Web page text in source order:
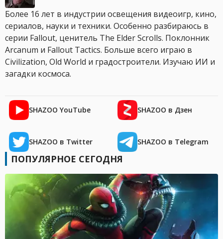
Более 16 лет в индустрии освещения видеоигр, кино,
сериалов, науки и техники. Особенно разбираюсь в
серии Fallout, ценитель The Elder Scrolls. Поклонник
Arcanum и Fallout Tactics. Больше всего играю в
Civilization, Old World и градостроители. Изучаю ИИ и
загадки космоса.
SHAZOO YouTube SHAZOO в Дзен
SHAZOO в Twitter SHAZOO в Telegram
ПОПУЛЯРНОЕ СЕГОДНЯ